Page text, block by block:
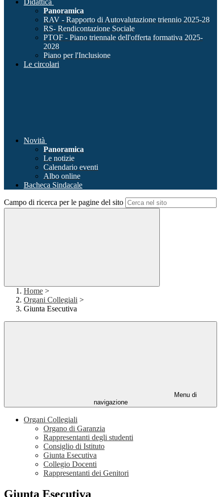
Didattica
Panoramica
RAV - Rapporto di Autovalutazione triennio 2025-28
RS- Rendicontazione Sociale
PTOF - Piano triennale dell'offerta formativa 2025-
2028
Piano per l'Inclusione
Le circolari
Novità
Panoramica
Le notizie
Calendario eventi
Albo online
Bacheca Sindacale
Campo di ricerca per le pagine del sito
Home >
Organi Collegiali >
Giunta Esecutiva
Menu di
navigazione
Organi Collegiali
Organo di Garanzia
Rappresentanti degli studenti
Consiglio di Istituto
Giunta Esecutiva
Collegio Docenti
Rappresentanti dei Genitori
Giunta Esecutiva